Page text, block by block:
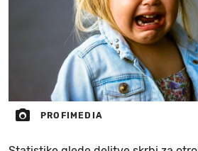
PROFIMEDIA